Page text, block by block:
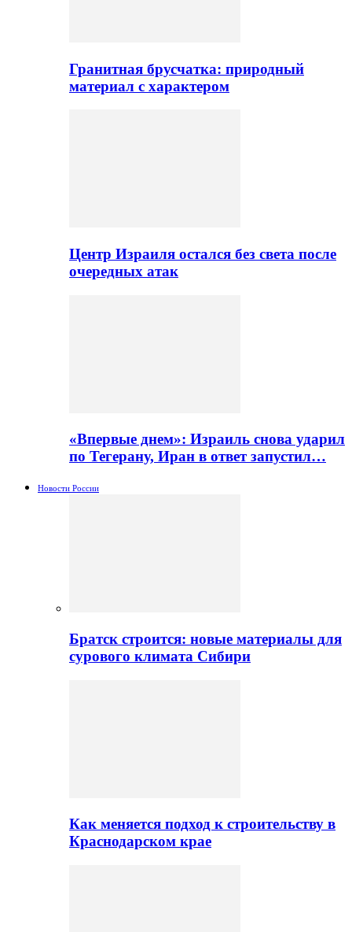
Гранитная брусчатка: природный
материал с характером
Центр Израиля остался без света после
очередных атак
«Впервые днем»: Израиль снова ударил
по Тегерану, Иран в ответ запустил…
Новости России
Братск строится: новые материалы для
сурового климата Сибири
Как меняется подход к строительству в
Краснодарском крае